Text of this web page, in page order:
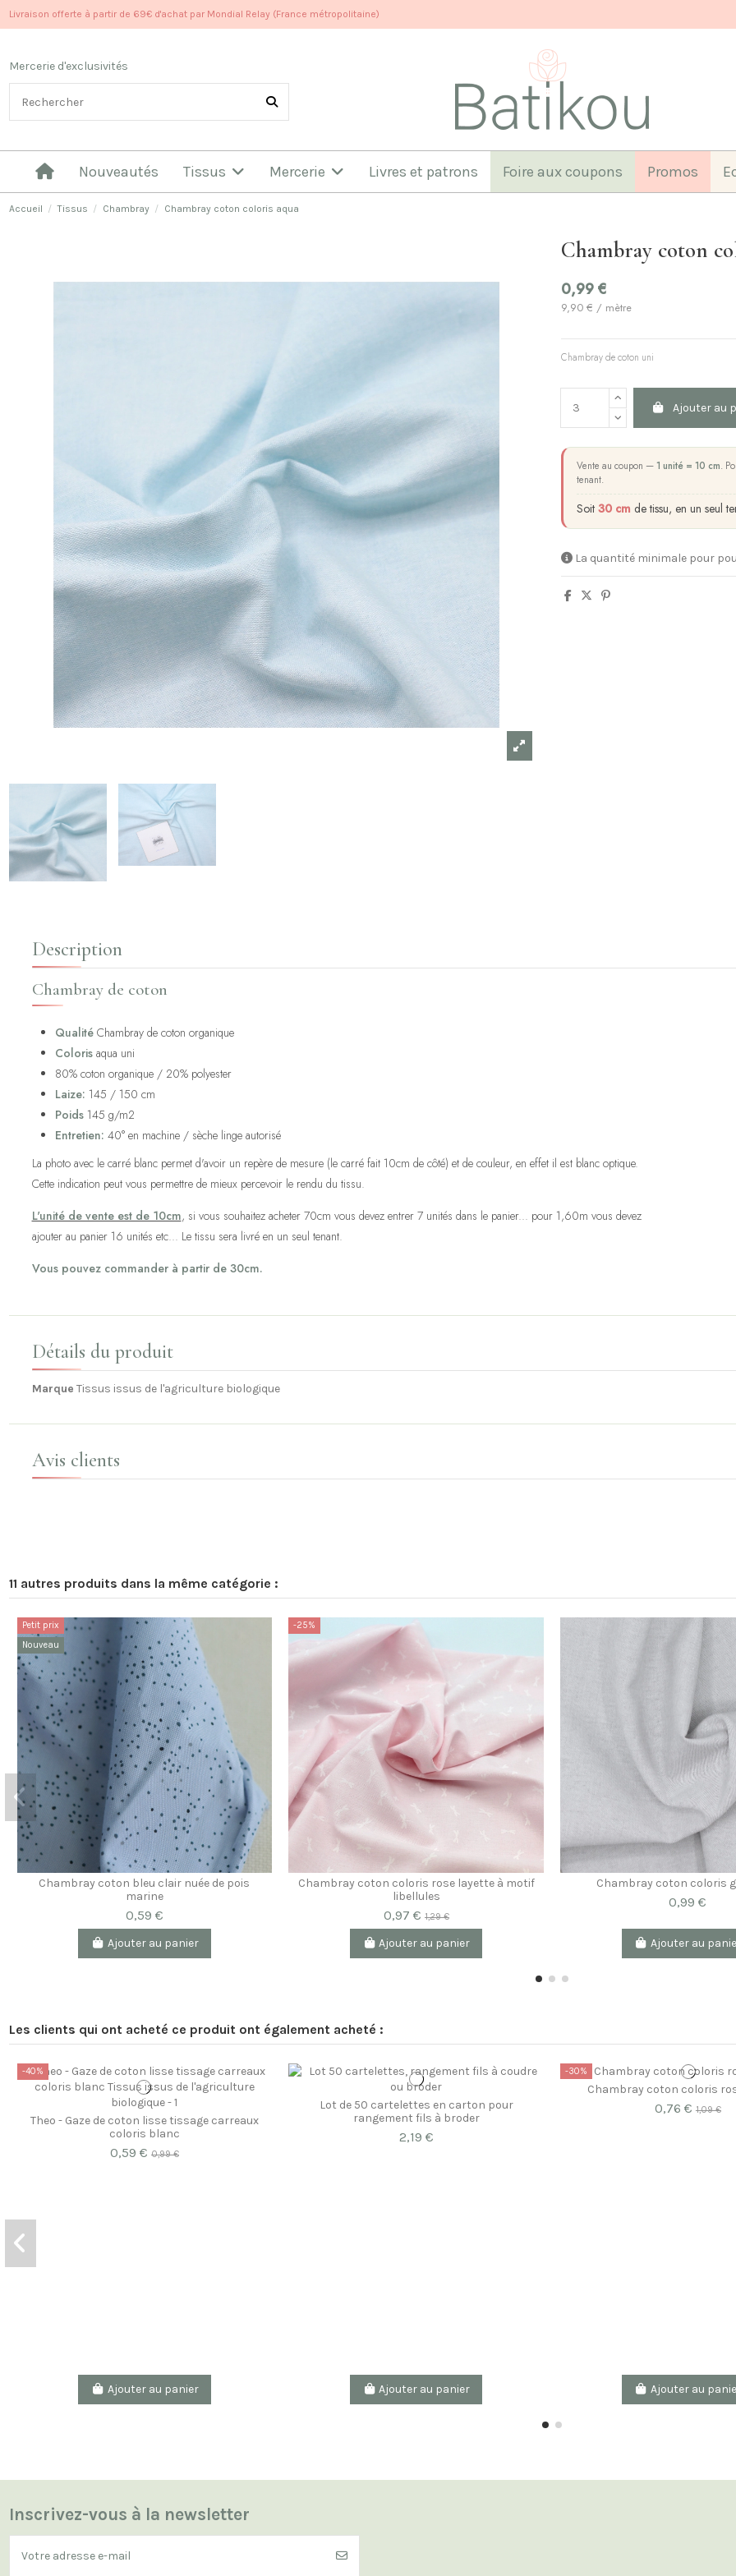
Livraison offerte à partir de 69€ d'achat par Mondial Relay (France métropolitaine)
Mercerie d'exclusivités
Nouveautés Tissus Mercerie Livres et patrons Foire aux coupons Promos
Accueil Tissus Chambray Chambray coton coloris aqua
Chambray coton
0,99 €
9,90 € / mètre
Chambray de coton uni
Ajouter au
Vente au coupon —1 unité = 10 cm.
tenant.
Soit 30 cm de tissu, en un seul
La quantité minimale pour
Description
Chambray de coton
QualitéChambray de coton organique
Colorisaqua uni
80% coton organique / 20% polyester
Laize: 145 / 150 cm
Poids145 g/m2
Entretien: 40° en machine / sèche linge autorisé
La photo avec le carré blanc permet d'avoir un repère de mesure (le carré fait 10cm de côté) et de couleur, en effet il est blanc optique.
Cette indication peut vous permettre de mieux percevoir le rendu du tissu.
L'unité de vente est de 10cm, si vous souhaitez acheter 70cm vous devez entrer 7 unités dans le panier... pour 1,60m vous devez
ajouter au panier 16 unités etc... Le tissu sera livré en un seul tenant.
Vous pouvez commander à partir de 30cm.
Détails du produit
Marque Tissus issus de l'agriculture biologique
Avis clients
11 autres produits dans la même catégorie :
Petit prix
Nouveau
Chambray coton bleu clair nuée de pois
marine
0,59 €
Ajouter au panier
-25%
Chambray coton coloris rose layette à motif
libellules
0,97 € 1,29 €
Ajouter au panier
Chambray coton coloris
0,99 €
Ajouter au
Les clients qui ont acheté ce produit ont également acheté :
-40%
Theo - Gaze de coton lisse tissage carreaux
coloris blanc
0,59 € 0,99 €
Ajouter au panier
Lot de 50 cartelettes en carton pour
rangement fils à broder
2,19 €
Ajouter au panier
-30%
Chambray coton coloris
0,76 € 1,09 €
Ajouter au
Inscrivez-vous à la newsletter